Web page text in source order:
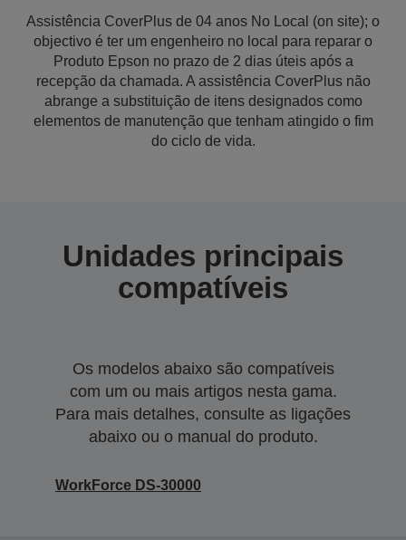
Assistência CoverPlus de 04 anos No Local (on site); o
objectivo é ter um engenheiro no local para reparar o
Produto Epson no prazo de 2 dias úteis após a
recepção da chamada. A assistência CoverPlus não
abrange a substituição de itens designados como
elementos de manutenção que tenham atingido o fim
do ciclo de vida.
Unidades principais
compatíveis
Os modelos abaixo são compatíveis
com um ou mais artigos nesta gama.
Para mais detalhes, consulte as ligações
abaixo ou o manual do produto.
WorkForce DS-30000